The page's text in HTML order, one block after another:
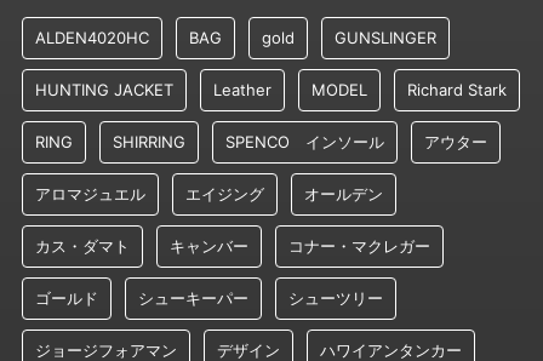
ALDEN4020HC BAG gold GUNSLINGER
HUNTING JACKET Leather MODEL Richard Stark
RING SHIRRING SPENCO インソール アウター
アロマジュエル エイジング オールデン
カス・ダマト キャンバー コナー・マクレガー
ゴールド シューキーパー シューツリー
ジョージフォアマン デザイン ハワイアンタンカー